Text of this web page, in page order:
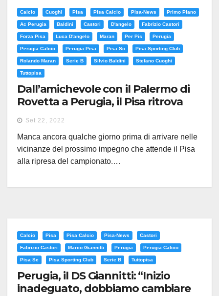
Calcio Cuoghi Pisa Pisa Calcio Pisa-News Primo Piano
Ac Perugia Baldini Castori D'angelo Fabrizio Castori
Forza Pisa Luca D'angelo Maran Per Pis Perugia
Perugia Calcio Perugia Pisa Pisa Sc Pisa Sporting Club
Rolando Maran Serie B Silvio Baldini Stefano Cuoghi
Tuttopisa
Dall’amichevole con il Palermo di
Rovetta a Perugia, il Pisa ritrova
Baldini che sfida di nuovo
D’Angelo
Set 22, 2022
Manca ancora qualche giorno prima di arrivare nelle
vicinanze del prossimo impegno che attende il Pisa
alla ripresa del campionato.…
Calcio Pisa Pisa Calcio Pisa-News Castori
Fabrizio Castori Marco Giannitti Perugia Perugia Calcio
Pisa Sc Pisa Sporting Club Serie B Tuttopisa
Perugia, il DS Giannitti: “Inizio
inadeguato, dobbiamo cambiare